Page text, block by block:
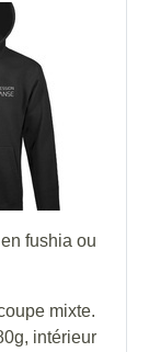
fushia ou
mixte.
intérieur